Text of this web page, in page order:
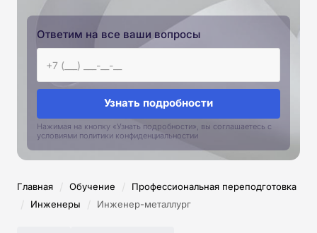
Ответим на все ваши вопросы
Узнать подробности
Нажимая на кнопку «Узнать подробности», вы соглашаетесь с
условиями политики конфиденциальностии
Главная / Обучение / Профессиональная переподготовка
/ Инженеры / Инженер-металлург